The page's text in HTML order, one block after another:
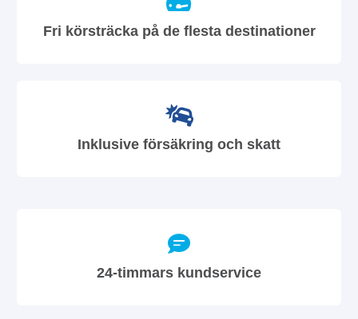
Fri körsträcka på de flesta destinationer
Inklusive försäkring och skatt
24-timmars kundservice